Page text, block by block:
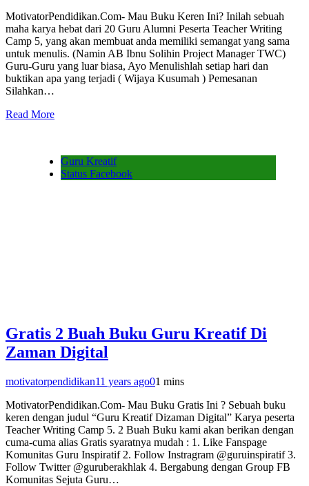
MotivatorPendidikan.Com- Mau Buku Keren Ini? Inilah sebuah
maha karya hebat dari 20 Guru Alumni Peserta Teacher Writing
Camp 5, yang akan membuat anda memiliki semangat yang sama
untuk menulis. (Namin AB Ibnu Solihin Project Manager TWC)
Guru-Guru yang luar biasa, Ayo Menulishlah setiap hari dan
buktikan apa yang terjadi ( Wijaya Kusumah ) Pemesanan
Silahkan…
Read More
Guru Kreatif
Status Facebook
Gratis 2 Buah Buku Guru Kreatif Di
Zaman Digital
motivatorpendidikan11 years ago01 mins
MotivatorPendidikan.Com- Mau Buku Gratis Ini ? Sebuah buku
keren dengan judul “Guru Kreatif Dizaman Digital” Karya peserta
Teacher Writing Camp 5. 2 Buah Buku kami akan berikan dengan
cuma-cuma alias Gratis syaratnya mudah : 1. Like Fanspage
Komunitas Guru Inspiratif 2. Follow Instragram @guruinspiratif 3.
Follow Twitter @guruberakhlak 4. Bergabung dengan Group FB
Komunitas Sejuta Guru…